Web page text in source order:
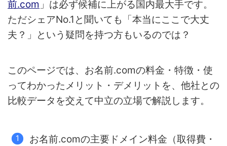
前.com 」は必ず候補に上がる国内最大手です。
ただシェアNo.1と聞いても「本当にここで大丈
夫？」という疑問を持つ方もいるのでは？
このページでは、お名前.comの料金・特徴・使
ってわかったメリット・デメリットを、他社との
比較データを交えて中立の立場で解説します。
お名前.comの主要ドメイン料金（取得費・